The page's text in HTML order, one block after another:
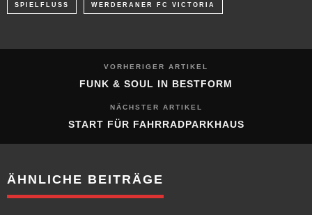
SPIELFLUSS WERDERANER FC VICTORIA
VORHERIGER ARTIKEL
FUNK & SOUL IN BESTFORM
NÄCHSTER ARTIKEL
START FÜR FAHRRADPARKHAUS
ÄHNLICHE BEITRÄGE